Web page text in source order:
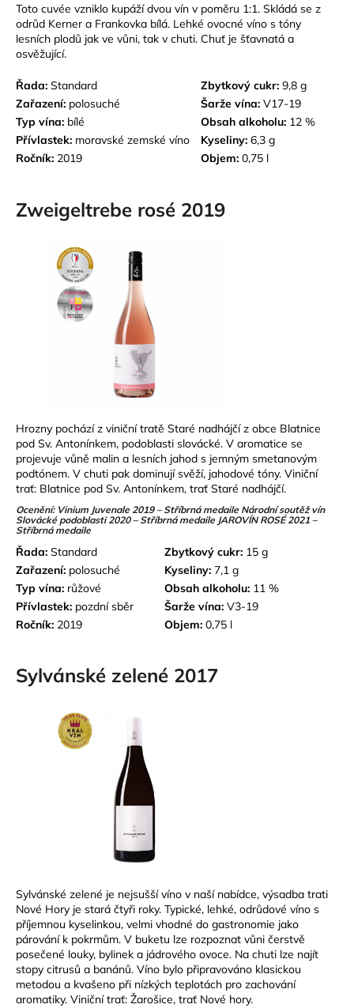
Toto cuvée vzniklo kupáží dvou vín v poměru 1:1. Skládá se z
odrůd Kerner a Frankovka bílá. Lehké ovocné víno s tóny
lesních plodů jak ve vůni, tak v chuti. Chuť je šťavnatá a
osvěžující.
Řada: Standard Zbytkový cukr: 9,8 g
Zařazení: polosuché Šarže vína: V17-19
Typ vína: bílé Obsah alkoholu: 12 %
Přívlastek: moravské zemské víno Kyseliny: 6,3 g
Ročník: 2019 Objem: 0,75 l
Zweigeltrebe rosé 2019
Hrozny pochází z viniční tratě Staré nadhájčí z obce Blatnice
pod Sv. Antonínkem, podoblasti slovácké. V aromatice se
projevuje vůně malin a lesních jahod s jemným smetanovým
podtónem. V chuti pak dominují svěží, jahodové tóny. Viniční
trať: Blatnice pod Sv. Antonínkem, trať Staré nadhájčí.
Ocenění: Vinium Juvenale 2019 – Stříbrná medaile Národní soutěž vín
Slovácké podoblasti 2020 – Stříbrná medaile JAROVÍN ROSÉ 2021 –
Stříbrná medaile
Řada: Standard Zbytkový cukr: 15 g
Zařazení: polosuché Kyseliny: 7,1 g
Typ vína: růžové Obsah alkoholu: 11 %
Přívlastek: pozdní sběr Šarže vína: V3-19
Ročník: 2019 Objem: 0,75 l
Sylvánské zelené 2017
Sylvánské zelené je nejsušší víno v naší nabídce, výsadba trati
Nové Hory je stará čtyři roky. Typické, lehké, odrůdové víno s
příjemnou kyselinkou, velmi vhodné do gastronomie jako
párování k pokrmům. V buketu lze rozpoznat vůni čerstvě
posečené louky, bylinek a jádrového ovoce. Na chuti lze najít
stopy citrusů a banánů. Víno bylo připravováno klasickou
metodou a kvašeno při nízkých teplotách pro zachování
aromatiky. Viniční trať: Žarošice, trať Nové hory.